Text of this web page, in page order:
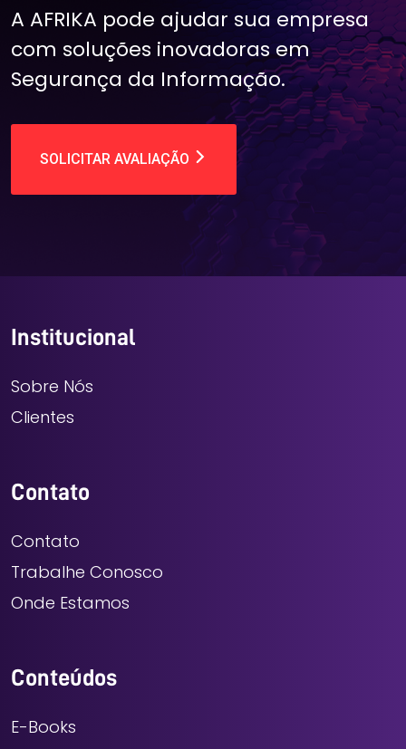
A AFRIKA pode ajudar sua empresa
com soluções inovadoras em
Segurança da Informação.
SOLICITAR AVALIAÇÃO
Institucional
Sobre Nós
Clientes
Contato
Contato
Trabalhe Conosco
Onde Estamos
Conteúdos
E-Books